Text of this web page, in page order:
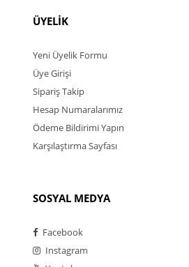
ÜYELİK
Yeni Üyelik Formu
Üye Girişi
Sipariş Takip
Hesap Numaralarımız
Ödeme Bildirimi Yapın
Karşılaştırma Sayfası
SOSYAL MEDYA
Facebook
Instagram